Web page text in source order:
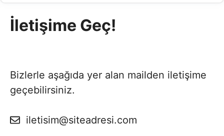
İletişime Geç!
Bizlerle aşağıda yer alan mailden iletişime
geçebilirsiniz.
iletisim@siteadresi.com